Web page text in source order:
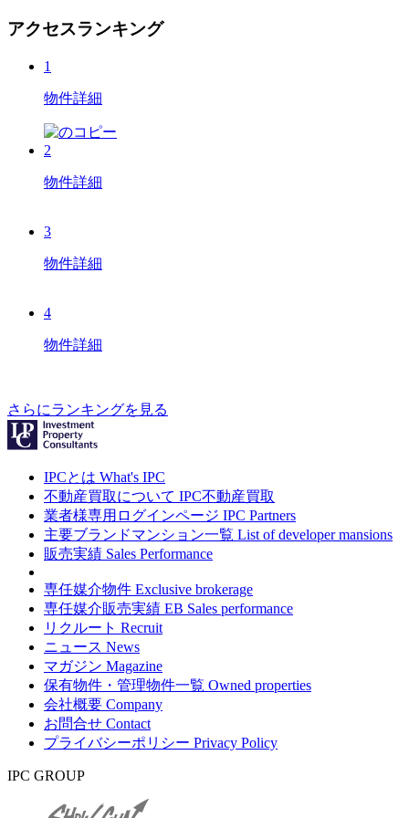
アクセスランキング
1
物件詳細
2
物件詳細
3
物件詳細
4
物件詳細
さらにランキングを見る
IPCとは What's IPC
不動産買取について IPC不動産買取
業者様専用ログインページ IPC Partners
主要ブランドマンション一覧 List of developer mansions
販売実績 Sales Performance
専任媒介物件 Exclusive brokerage
専任媒介販売実績 EB Sales performance
リクルート Recruit
ニュース News
マガジン Magazine
保有物件・管理物件一覧 Owned properties
会社概要 Company
お問合せ Contact
プライバシーポリシー Privacy Policy
IPC GROUP